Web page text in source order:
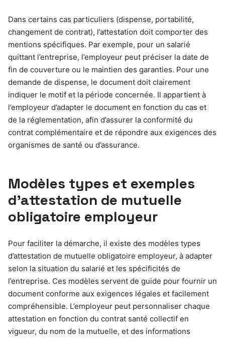
Dans certains cas particuliers (dispense, portabilité,
changement de contrat), l’attestation doit comporter des
mentions spécifiques. Par exemple, pour un salarié
quittant l’entreprise, l’employeur peut préciser la date de
fin de couverture ou le maintien des garanties. Pour une
demande de dispense, le document doit clairement
indiquer le motif et la période concernée. Il appartient à
l’employeur d’adapter le document en fonction du cas et
de la réglementation, afin d’assurer la conformité du
contrat complémentaire et de répondre aux exigences des
organismes de santé ou d’assurance.
Modèles types et exemples
d’attestation de mutuelle
obligatoire employeur
Pour faciliter la démarche, il existe des modèles types
d’attestation de mutuelle obligatoire employeur, à adapter
selon la situation du salarié et les spécificités de
l’entreprise. Ces modèles servent de guide pour fournir un
document conforme aux exigences légales et facilement
compréhensible. L’employeur peut personnaliser chaque
attestation en fonction du contrat santé collectif en
vigueur, du nom de la mutuelle, et des informations